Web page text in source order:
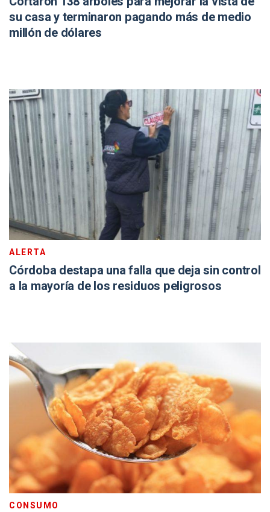
su casa y terminaron pagando más de medio
millón de dólares
ALERTA
Córdoba destapa una falla que deja sin control
a la mayoría de los residuos peligrosos
CONSUMO